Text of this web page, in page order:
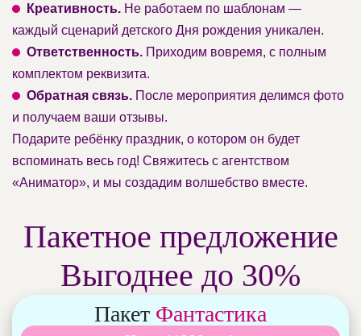
Креативность. Не работаем по шаблонам —
каждый сценарий детского Дня рождения уникален.
Ответственность. Приходим вовремя, с полным
комплектом реквизита.
Обратная связь. После мероприятия делимся фото
и получаем ваши отзывы.
Подарите ребёнку праздник, о котором он будет
вспоминать весь год! Свяжитесь с агентством
«Аниматор», и мы создадим волшебство вместе.
Пакетное предложение
Выгоднее до 30%
Пакет Фантастика